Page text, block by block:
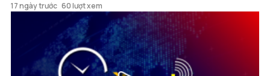
17 ngày trước 60 lượt xem